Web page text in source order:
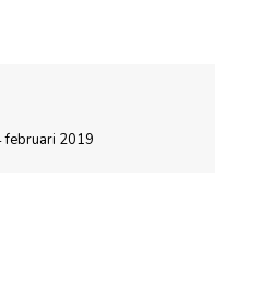
februari 2019